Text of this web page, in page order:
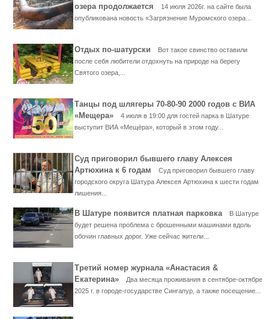
озера продолжается
14 июля 2026г. на сайте была
опубликована новость «Загрязнение Муромского озера...
Отдых по-шатурски
Вот такое свинство оставили
после себя любители отдохнуть на природе на берегу
Святого озера,...
Танцы под шлягеры 70-80-90 2000 годов с ВИА
«Мещера»
4 июля в 19:00 для гостей парка в Шатуре
выступит ВИА «Мещёра», который в этом году...
Суд приговорил бывшего главу Алексея
Артюхина к 6 годам
Суд приговорил бывшего главу
городского округа Шатура Алексея Артюхина к шести годам
лишения...
В Шатуре появится платная парковка
В Шатуре
будет решена проблема с брошенными машинами вдоль
обочин главных дорог. Уже сейчас жители...
Третий номер журнала «Анастасия &
Екатерина»
Два месяца проживания в сентябре-октябре
2025 г. в городе-государстве Сингапур, а также посещение...